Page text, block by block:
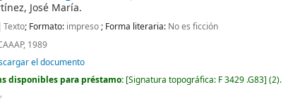
José María.
Texto; Formato: impreso; Forma literaria: No es ficción
1989
el documento
disponibles para préstamo: Signatura topográfica: F 3429 .G83 (2).